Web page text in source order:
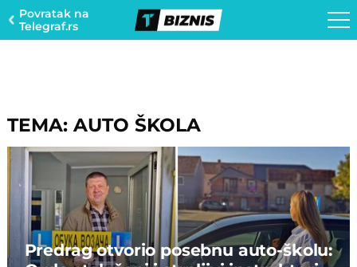
Povratak na
Telegraf.rs
TEMA: AUTO ŠKOLA
Predrag otvorio posebnu auto-školu: